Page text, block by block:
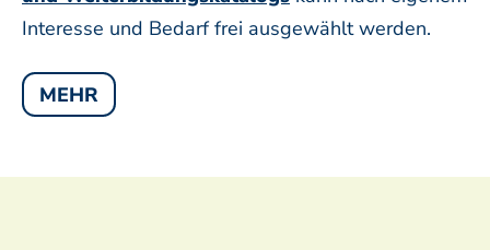
Interesse und Bedarf frei ausgewählt werden.
MEHR